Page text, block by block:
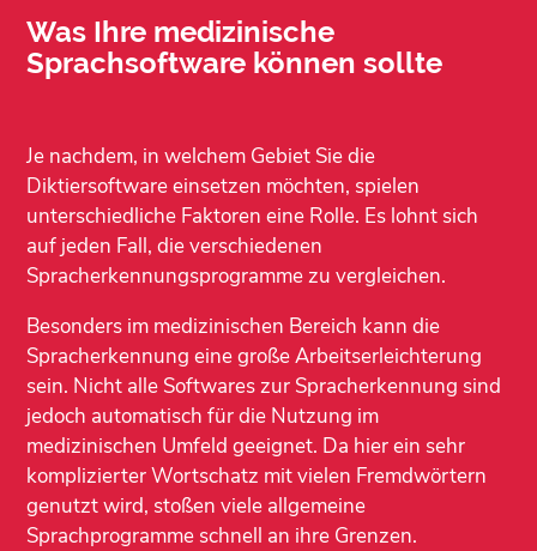
Was Ihre medizinische
Sprachsoftware können sollte
Je nachdem, in welchem Gebiet Sie die
Diktiersoftware einsetzen möchten, spielen
unterschiedliche Faktoren eine Rolle. Es lohnt sich
auf jeden Fall, die verschiedenen
Spracherkennungsprogramme zu vergleichen.
Besonders im medizinischen Bereich kann die
Spracherkennung eine große Arbeitserleichterung
sein. Nicht alle Softwares zur Spracherkennung sind
jedoch automatisch für die Nutzung im
medizinischen Umfeld geeignet. Da hier ein sehr
komplizierter Wortschatz mit vielen Fremdwörtern
genutzt wird, stoßen viele allgemeine
Sprachprogramme schnell an ihre Grenzen.